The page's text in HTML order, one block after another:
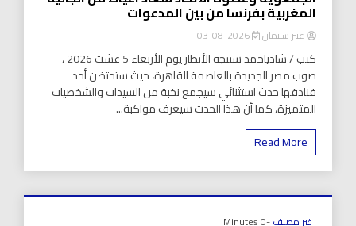
المغربية بفرنسا من بين المدعوات
عبير سليمان 2026-08-03
كتب / شادياحمد ستتجه الأنظار يوم الأربعاء 5 غشت 2026 ،
صوب مصر الجديدة بالعاصمة القاهرة، حيث ستحتضن أحد
فنادقها حدث استثنائي سيجمع نخبة من السيدات والشخصيات
المتميزة، كما أن هذا الحدث سيعرف مواكبة...
Read More
غير مصنف-0 Minutes